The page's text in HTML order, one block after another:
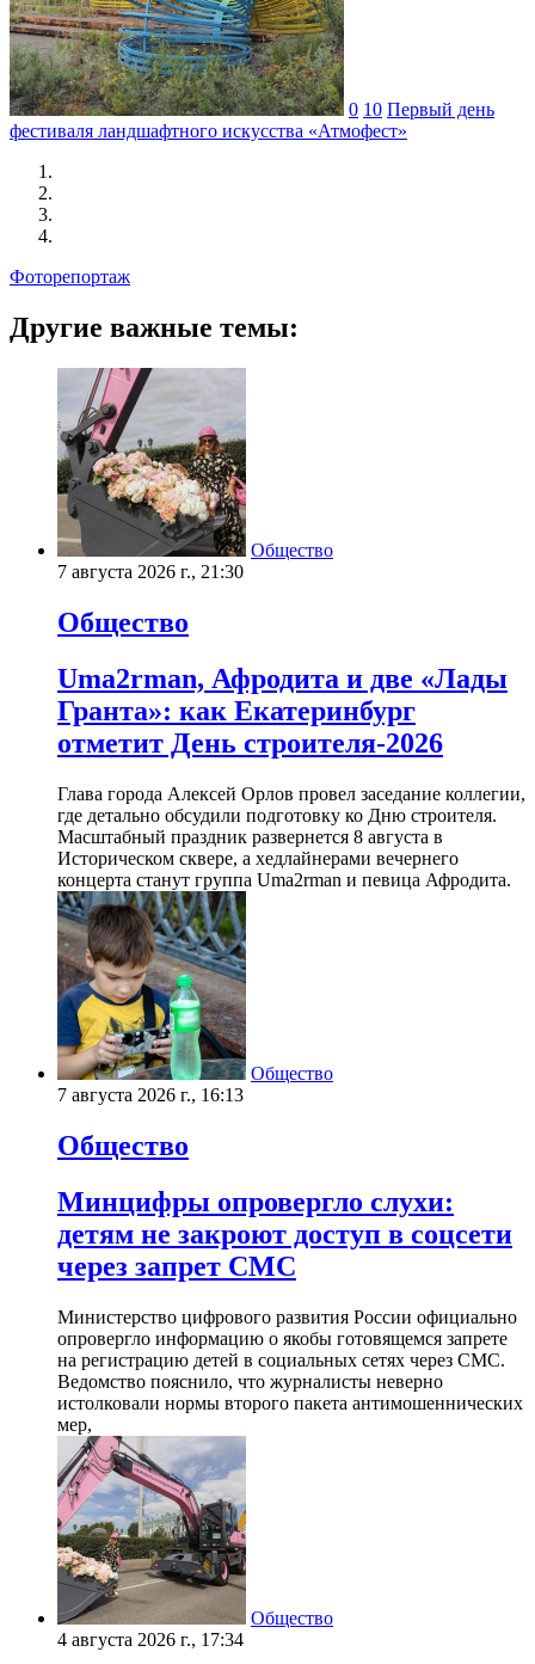
0 10 Первый день
фестиваля ландшафтного искусства «Атмофест»
Фоторепортаж
Другие важные темы:
Общество
7 августа 2026 г., 21:30
Общество
Uma2rman, Афродита и две «Лады
Гранта»: как Екатеринбург
отметит День строителя-2026
Глава города Алексей Орлов провел заседание коллегии,
где детально обсудили подготовку ко Дню строителя.
Масштабный праздник развернется 8 августа в
Историческом сквере, а хедлайнерами вечернего
концерта станут группа Uma2rman и певица Афродита.
Общество
7 августа 2026 г., 16:13
Общество
Минцифры опровергло слухи:
детям не закроют доступ в соцсети
через запрет СМС
Министерство цифрового развития России официально
опровергло информацию о якобы готовящемся запрете
на регистрацию детей в социальных сетях через СМС.
Ведомство пояснило, что журналисты неверно
истолковали нормы второго пакета антимошеннических
мер,
Общество
4 августа 2026 г., 17:34